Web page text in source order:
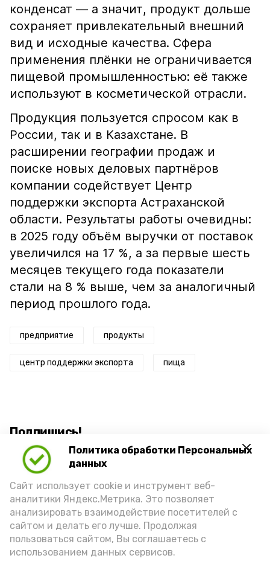
Политика обработки Персональных
данных
Сайт использует cookie и инструмент веб-
аналитики Яндекс.Метрика. Это позволяет
анализировать взаимодействие посетителей с
сайтом и делать его лучше. Продолжая
пользоваться сайтом, Вы соглашаетесь с
использованием данных сервисов.
конденсат — а значит, продукт дольше
сохраняет привлекательный внешний
вид и исходные качества. Сфера
применения плёнки не ограничивается
пищевой промышленностью: её также
используют в косметической отрасли.
Продукция пользуется спросом как в
России, так и в Казахстане. В
расширении географии продаж и
поиске новых деловых партнёров
компании содействует Центр
поддержки экспорта Астраханской
области. Результаты работы очевидны:
в 2025 году объём выручки от поставок
увеличился на 17 %, а за первые шесть
месяцев текущего года показатели
стали на 8 % выше, чем за аналогичный
период прошлого года.
предприятие продукты
центр поддержки экспорта пища
Подпишись!
А24 в MAX А24 в Вконтакте